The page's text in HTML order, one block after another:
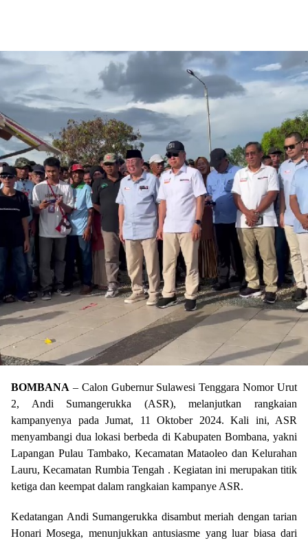
BOMBANA – Calon Gubernur Sulawesi Tenggara Nomor Urut
2, Andi Sumangerukka (ASR), melanjutkan rangkaian
kampanyenya pada Jumat, 11 Oktober 2024. Kali ini, ASR
menyambangi dua lokasi berbeda di Kabupaten Bombana, yakni
Lapangan Pulau Tambako, Kecamatan Mataoleo dan Kelurahan
Lauru, Kecamatan Rumbia Tengah . Kegiatan ini merupakan titik
ketiga dan keempat dalam rangkaian kampanye ASR.
Kedatangan Andi Sumangerukka disambut meriah dengan tarian
Honari Mosega, menunjukkan antusiasme yang luar biasa dari